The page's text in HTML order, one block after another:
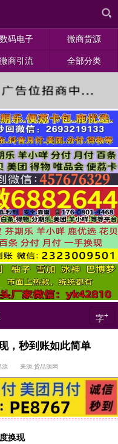
数码电子 微商货源
微商引流 全部分类
字+
，秒到账如此简单
源 来源:货品源网
换现